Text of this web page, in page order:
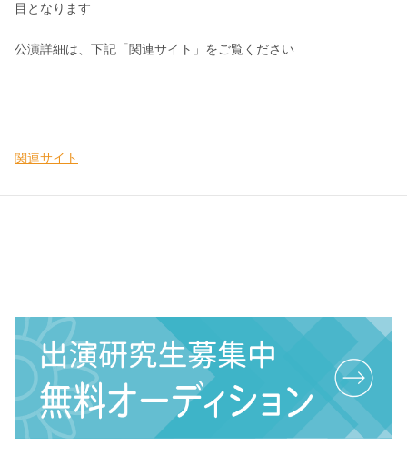
目となります
公演詳細は、下記「関連サイト」をご覧ください
関連サイト